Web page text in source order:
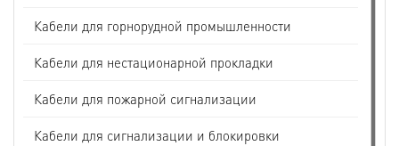
Кабели для горнорудной промышленности
Кабели для нестационарной прокладки
Кабели для пожарной сигнализации
Кабели для сигнализации и блокировки